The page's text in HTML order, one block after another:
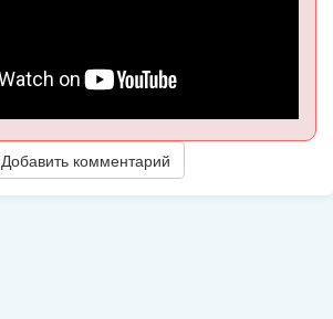
Добавить комментарий